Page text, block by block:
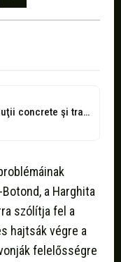
Preşedintele CJ Harghita solicită soluţii concrete şi tragerea la răspundere a vinovaţilor...
a Harghita
szólítja fel a
hajtsák végre a
felelősségre